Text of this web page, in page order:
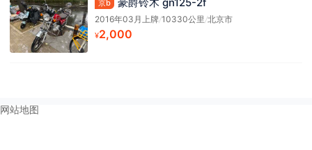
京b
2016年03月上牌/10330公里 /北京市
¥2,000
网站地图